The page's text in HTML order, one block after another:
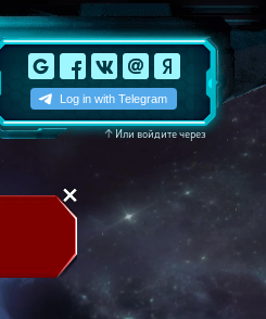
↑Или войдите через